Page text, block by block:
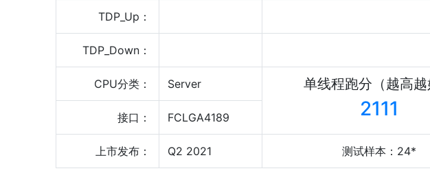
TDP_Up：
TDP_Down：
CPU分类： Server 单线程跑分（越高
2111
接口： FCLGA4189
上市发布： Q2 2021 测试样本：24*